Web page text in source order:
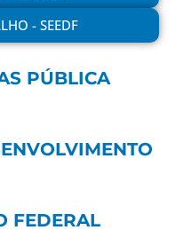
- SEEDF
PÚBLICA
FEDERAL